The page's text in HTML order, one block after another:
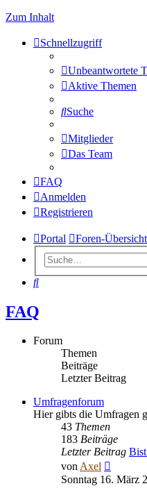
Zum Inhalt
Schnellzugriff
Unbeantwortete
Aktive Themen
Suche
Mitglieder
Das Team
FAQ
Anmelden
Registrieren
Portal Foren-Übersicht
Suche
FAQ
Forum
Themen
Beiträge
Letzter Beitrag
Umfragenforum
Hier gibts die Umfragen
43 Themen
183 Beiträge
Letzter Beitrag
vonAxel
Beitrag
Sonntag 16. März